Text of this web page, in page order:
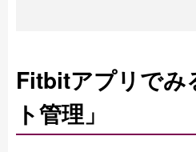
Fitbitアプリでみ
ト管理」